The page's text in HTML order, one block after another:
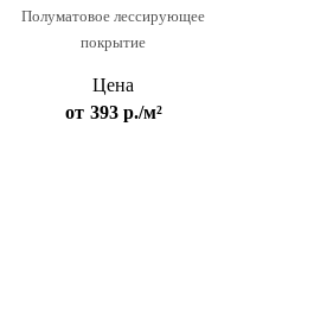
Полуматовое лессирующее
покрытие
Цена
от 393 р./м²